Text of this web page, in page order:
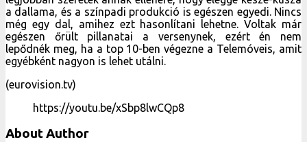
a dallama, és a színpadi produkció is egészen egyedi. Nincs
még egy dal, amihez ezt hasonlítani lehetne. Voltak már
egészen őrült pillanatai a versenynek, ezért én nem
lepődnék meg, ha a top 10-ben végezne a Telemóveis, amit
egyébként nagyon is lehet utálni.
(eurovision.tv)
https://youtu.be/xSbp8lwCQp8
About Author